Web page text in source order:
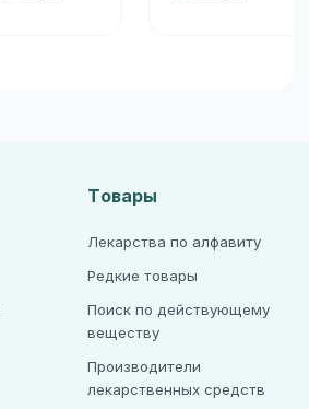
Товары
Лекарства по алфавиту
Редкие товары
Поиск по действующему
веществу
Производители
лекарственных средств